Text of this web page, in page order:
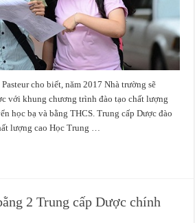
cho biết, năm 2017 Nhà trường sẽ
với khung chương trình đào tạo chất lượng
học bạ và bằng THCS. Trung cấp Dược đào
lượng cao Học Trung …
2 Trung cấp Dược chính